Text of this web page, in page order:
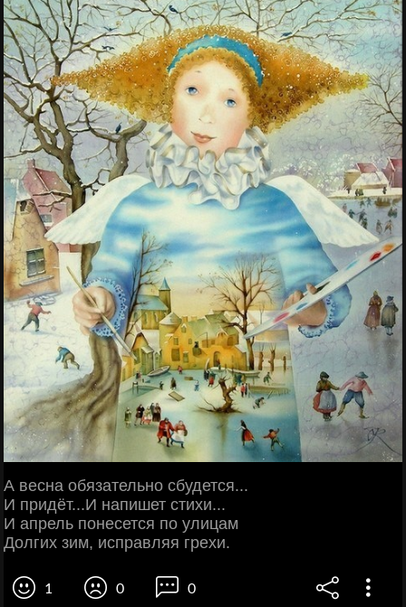
А весна обязательно сбудется...
И придёт...И напишет стихи...
И апрель понесется по улицам
Долгих зим, исправляя грехи.
1 0 0